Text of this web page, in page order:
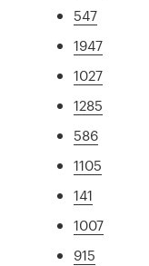
547
1947
1027
1285
586
1105
141
1007
915